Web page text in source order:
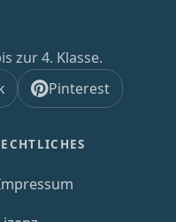
zur 4. Klasse.
Pinterest